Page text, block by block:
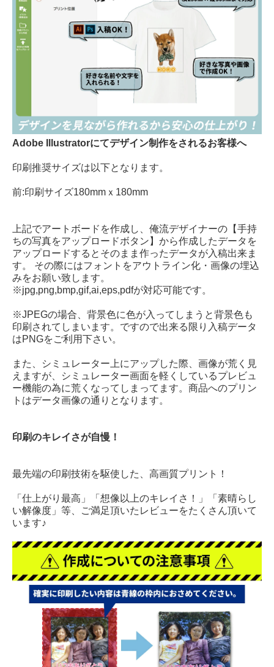
Adobe Illustratorにてデザイン制作をされるお客様へ
印刷推奨サイズは以下となります。
前:印刷サイズ180mmｘ180mm
上記でアートボードを作成し、俺流デザイナーの【手持
ちの写真をアップロードボタン】から作成したデータを
アップロードするとそのまま作ったデータが入稿出来ま
す。 その際にはフォントをアウトライン化・画像の埋込
みをお願い致します。
※jpg,png,bmp,gif,ai,eps,pdfが対応可能です。
※JPEGの場合、背景色に色が入ってしまうと背景色も
印刷されてしまいます。ですので出来る限り入稿データ
はPNGをご利用下さい。
また、シミュレーター上にアップした際、画像が荒く見
えますが、シミュレーター画面を軽くしているプレビュ
ー機能の為に荒くなってしまってます。商品へのプリン
トはデータ画像の通りとなります。
印刷のキレイさが自慢！
最先端の印刷技術を駆使した、高画質プリント！
「仕上がり最高」「想像以上のキレイさ！」「素晴らし
い解像度」等、ご満足頂いたレビューをたくさん頂いて
います♪